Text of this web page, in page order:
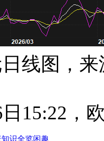
日线图，
15:22，
知识全览闲趣